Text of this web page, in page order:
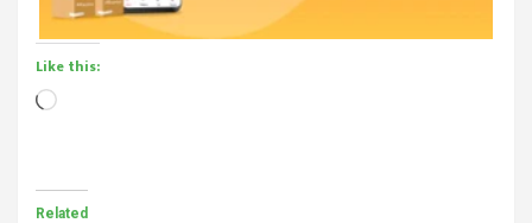
Like this:
Loading…
Related